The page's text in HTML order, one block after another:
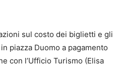
sul costo dei biglietti e gli
piazza Duomo a pagamento
con l’Ufficio Turismo (Elisa